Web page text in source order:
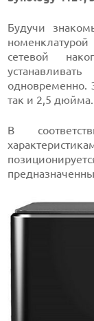
Будучи
сетевой
одновременно.
так и 2,5 дюйма.
В